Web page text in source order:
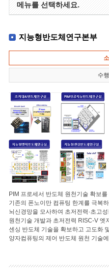
메뉴를 선택하세요.
지능형반도체연구본부
수
PIM 프로세서 반도체 원천기술 확보
기존의 폰노이만 컴퓨팅 한계를 극복
뇌신경망을 모사하여 초저전력·초고
원천기술 개발과 초저전력 RISC-V 엣
센싱 반도체 기술을 확보하고 고도화
양자컴퓨팅의 제어 반도체 원천 기술